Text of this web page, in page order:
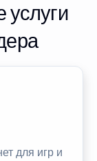
услуги
для игр и